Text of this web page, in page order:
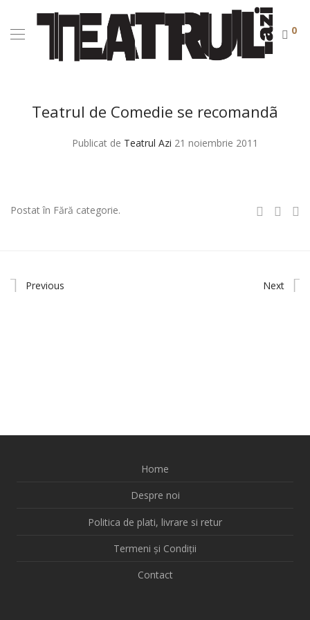
0
Teatrul de Comedie se recomandã
Publicat de Teatrul Azi 21 noiembrie 2011
Postat în Fără categorie.
Previous Next
Home
Despre noi
Politica de plati, livrare si retur
Termeni și Condiții
Contact